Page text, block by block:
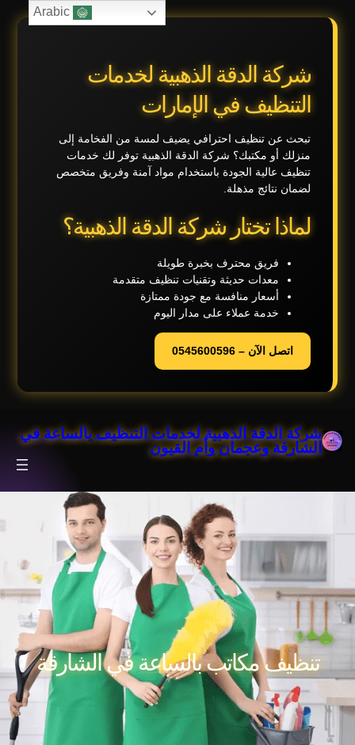
شركة الدقة الذهبية لخدمات
التنظيف في الإمارات
تبحث عن تنظيف احترافي يضيف لمسة من الفخامة إلى
منزلك أو مكتبك؟ شركة الدقة الذهبية توفر لك خدمات
تنظيف عالية الجودة باستخدام مواد آمنة وفريق متخصص
لضمان نتائج مذهلة.
لماذا تختار شركة الدقة الذهبية؟
فريق محترف بخبرة طويلة
معدات حديثة وتقنيات تنظيف متقدمة
أسعار منافسة مع جودة ممتازة
خدمة عملاء على مدار اليوم
اتصل الآن – 0545600596
إلى
المحتوى
شركة الدقة الذهبية لخدمات التنظيف بالساعة في
الشارقة وعجمان وأم القيون
تنظيف مكاتب بالساعة في الشارقة
Arabic